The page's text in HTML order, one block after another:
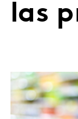
las